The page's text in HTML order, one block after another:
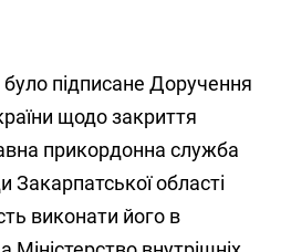
підписане Доручення
щодо закриття
прикордонна служба
Закарпатської області
виконати його в